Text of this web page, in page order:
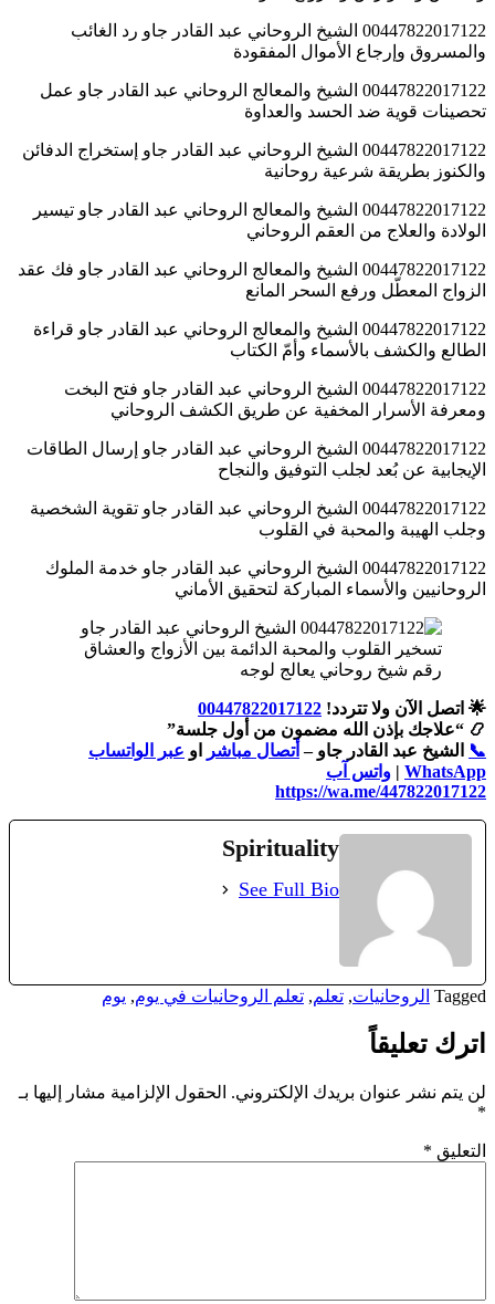
00447822017122 الشيخ الروحاني عبد القادر جاو رد الغائب
والمسروق وإرجاع الأموال المفقودة
00447822017122 الشيخ والمعالج الروحاني عبد القادر جاو عمل
تحصينات قوية ضد الحسد والعداوة
00447822017122 الشيخ الروحاني عبد القادر جاو إستخراج الدفائن
والكنوز بطريقة شرعية روحانية
00447822017122 الشيخ والمعالج الروحاني عبد القادر جاو تيسير
الولادة والعلاج من العقم الروحاني
00447822017122 الشيخ والمعالج الروحاني عبد القادر جاو فك عقد
الزواج المعطّل ورفع السحر المانع
00447822017122 الشيخ والمعالج الروحاني عبد القادر جاو قراءة
الطالع والكشف بالأسماء وأمّ الكتاب
00447822017122 الشيخ الروحاني عبد القادر جاو فتح البخت
ومعرفة الأسرار المخفية عن طريق الكشف الروحاني
00447822017122 الشيخ الروحاني عبد القادر جاو إرسال الطاقات
الإيجابية عن بُعد لجلب التوفيق والنجاح
00447822017122 الشيخ الروحاني عبد القادر جاو تقوية الشخصية
وجلب الهيبة والمحبة في القلوب
00447822017122 الشيخ الروحاني عبد القادر جاو خدمة الملوك
الروحانيين والأسماء المباركة لتحقيق الأماني
رقم شيخ روحاني يعالج لوجه
🌟 اتصل الآن ولا تتردد! 00447822017122
📿 “علاجك بإذن الله مضمون من أول جلسة”
📞
الشيخ عبد القادر جاو – أتصال مباشر او عبر الواتساب
WhatsApp
| واتس آب
https://wa.me/447822017122
Spirituality
See Full Bio
Tagged الروحانيات, تعلم, تعلم الروحانيات في يوم, يوم
اترك تعليقاً
لن يتم نشر عنوان بريدك الإلكتروني. الحقول الإلزامية مشار إليها بـ
*
التعليق *